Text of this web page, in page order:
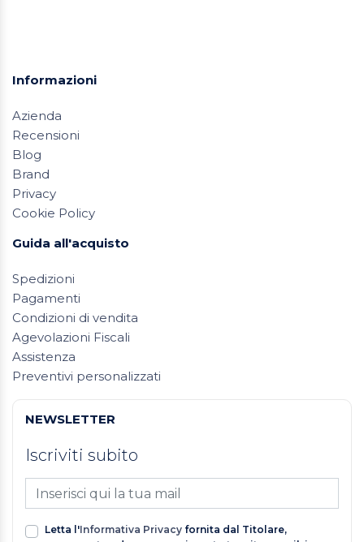
Informazioni
Azienda
Recensioni
Blog
Brand
Privacy
Cookie Policy
Guida all'acquisto
Spedizioni
Pagamenti
Condizioni di vendita
Agevolazioni Fiscali
Assistenza
Preventivi personalizzati
NEWSLETTER
Iscriviti subito
Letta l'Informativa Privacy fornita dal Titolare,